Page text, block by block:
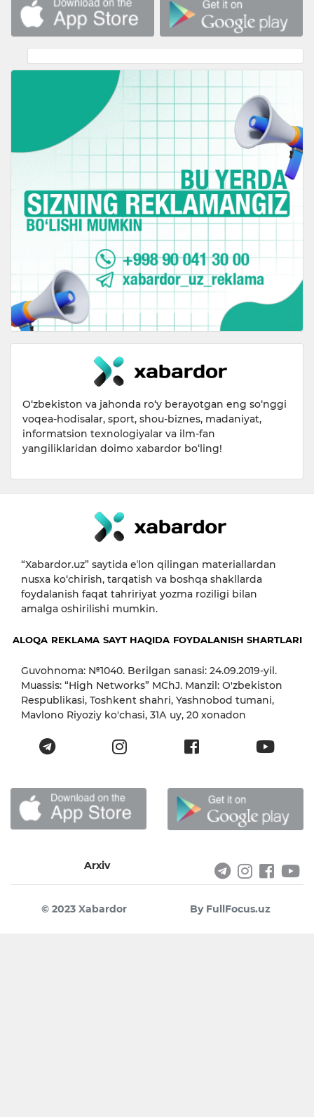
O‘zbekiston va jahonda ro‘y berayotgan eng so‘nggi
voqea-hodisalar, sport, shou-biznes, madaniyat,
informatsion texnologiyalar va ilm-fan
yangiliklaridan doimo xabardor bo‘ling!
“Xabardor.uz” saytida eʼlon qilingan materiallardan
nusxa ko‘chirish, tarqatish va boshqa shakllarda
foydalanish faqat tahririyat yozma roziligi bilan
amalga oshirilishi mumkin.
ALOQA REKLAMA SAYT HAQIDA FOYDALANISH SHARTLARI
Guvohnoma: №1040. Berilgan sanasi: 24.09.2019-yil.
Muassis: “High Networks” MChJ. Manzil: O'zbekiston
Respublikasi, Toshkent shahri, Yashnobod tumani,
Mavlono Riyoziy ko'chasi, 31А uy, 20 xonadon
Arxiv
© 2023 Xabardor By FullFocus.uz